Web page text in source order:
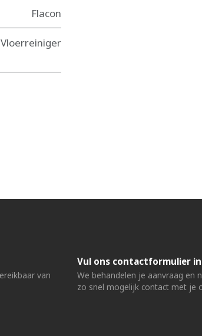
Flacon
Vloerreiniger
van
Vul ons contactformulier in
We behandelen je aanvraag en
zo snel mogelijk contact met je